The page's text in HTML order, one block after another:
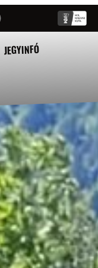
JEGYINFÓ